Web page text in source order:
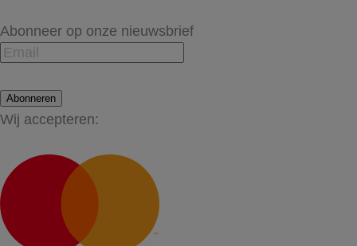
Abonneer op onze nieuwsbrief
Abonneren
Wij accepteren: